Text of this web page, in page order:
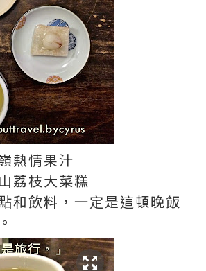
熱情果汁
荔枝大菜糕
和飲料，一定是這頓晚飯